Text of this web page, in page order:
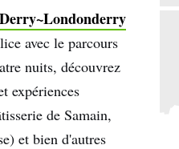
Derry~Londonderry
avec le parcours
nuits, découvrez
expériences
de Samain,
et bien d'autres